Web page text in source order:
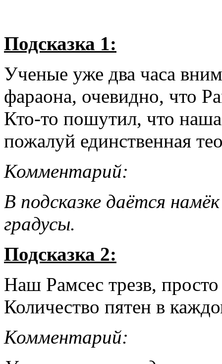
Подсказка 1:
Ученые уже два часа
фараона, очевидно, что
Кто-то пошутил, что
пожалуй единственная
Комментарий:
В подсказке даётся
градусы.
Подсказка 2:
Наш Рамсес трезв,
Количество пятен в
Комментарий: